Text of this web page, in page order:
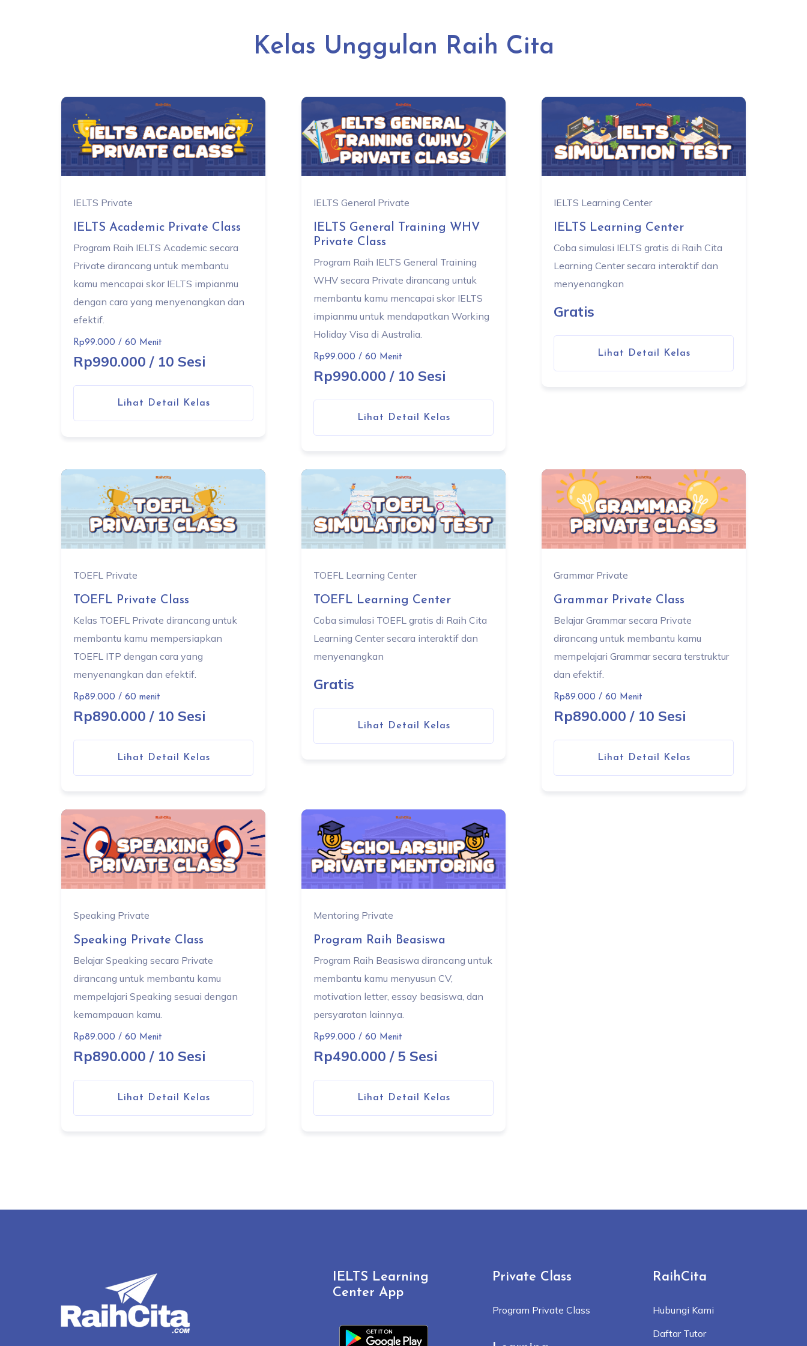
Kelas Unggulan Raih Cita
IELTS Private
IELTS Academic Private Class
Program Raih IELTS Academic secara
Private dirancang untuk membantu
kamu mencapai skor IELTS impianmu
dengan cara yang menyenangkan dan
efektif.
Rp99.000 / 60 Menit
Rp990.000 / 10 Sesi
Lihat Detail Kelas
IELTS General Private
IELTS General Training WHV
Private Class
Program Raih IELTS General Training
WHV secara Private dirancang untuk
membantu kamu mencapai skor IELTS
impianmu untuk mendapatkan Working
Holiday Visa di Australia.
Rp99.000 / 60 Menit
Rp990.000 / 10 Sesi
Lihat Detail Kelas
IELTS Learning Center
IELTS Learning Center
Coba simulasi IELTS gratis di Raih Cita
Learning Center secara interaktif dan
menyenangkan
Gratis
Lihat Detail Kelas
TOEFL Private
TOEFL Private Class
Kelas TOEFL Private dirancang untuk
membantu kamu mempersiapkan
TOEFL ITP dengan cara yang
menyenangkan dan efektif.
Rp89.000 / 60 menit
Rp890.000 / 10 Sesi
Lihat Detail Kelas
TOEFL Learning Center
TOEFL Learning Center
Coba simulasi TOEFL gratis di Raih Cita
Learning Center secara interaktif dan
menyenangkan
Gratis
Lihat Detail Kelas
Grammar Private
Grammar Private Class
Belajar Grammar secara Private
dirancang untuk membantu kamu
mempelajari Grammar secara terstruktur
dan efektif.
Rp89.000 / 60 Menit
Rp890.000 / 10 Sesi
Lihat Detail Kelas
Speaking Private
Speaking Private Class
Belajar Speaking secara Private
dirancang untuk membantu kamu
mempelajari Speaking sesuai dengan
kemampauan kamu.
Rp89.000 / 60 Menit
Rp890.000 / 10 Sesi
Lihat Detail Kelas
Mentoring Private
Program Raih Beasiswa
Program Raih Beasiswa dirancang untuk
membantu kamu menyusun CV,
motivation letter, essay beasiswa, dan
persyaratan lainnya.
Rp99.000 / 60 Menit
Rp490.000 / 5 Sesi
Lihat Detail Kelas
IELTS Learning
Center App
Private Class
Program Private Class
RaihCita
Hubungi Kami
Daftar Tutor